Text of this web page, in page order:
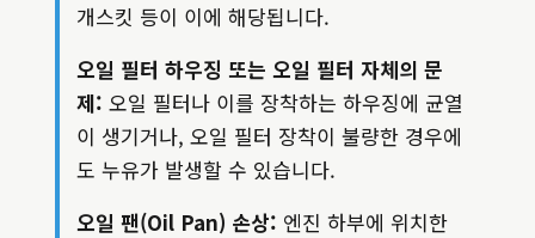
개스킷 등이 이에 해당됩니다.
오일 필터 하우징 또는 오일 필터 자체의 문
제: 오일 필터나 이를 장착하는 하우징에 균열
이 생기거나, 오일 필터 장착이 불량한 경우에
도 누유가 발생할 수 있습니다.
오일 팬(Oil Pan) 손상: 엔진 하부에 위치한